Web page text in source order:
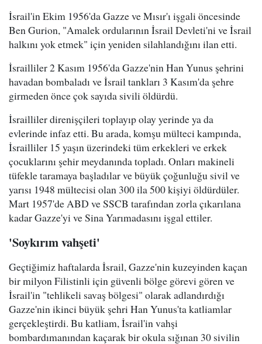
İsrail'in Ekim 1956'da Gazze ve Mısır'ı işgali öncesinde
Ben Gurion, "Amalek ordularının İsrail Devleti'ni ve İsrail
halkını yok etmek" için yeniden silahlandığını ilan etti.
İsrailliler 2 Kasım 1956'da Gazze'nin Han Yunus şehrini
havadan bombaladı ve İsrail tankları 3 Kasım'da şehre
girmeden önce çok sayıda sivili öldürdü.
İsrailliler direnişçileri toplayıp olay yerinde ya da
evlerinde infaz etti. Bu arada, komşu mülteci kampında,
İsrailliler 15 yaşın üzerindeki tüm erkekleri ve erkek
çocuklarını şehir meydanında topladı. Onları makineli
tüfekle taramaya başladılar ve büyük çoğunluğu sivil ve
yarısı 1948 mültecisi olan 300 ila 500 kişiyi öldürdüler.
Mart 1957'de ABD ve SSCB tarafından zorla çıkarılana
kadar Gazze'yi ve Sina Yarımadasını işgal ettiler.
'Soykırım vahşeti'
Geçtiğimiz haftalarda İsrail, Gazze'nin kuzeyinden kaçan
bir milyon Filistinli için güvenli bölge görevi gören ve
İsrail'in "tehlikeli savaş bölgesi" olarak adlandırdığı
Gazze'nin ikinci büyük şehri Han Yunus'ta katliamlar
gerçekleştirdi. Bu katliam, İsrail'in vahşi
bombardımanından kaçarak bir okula sığınan 30 sivilin